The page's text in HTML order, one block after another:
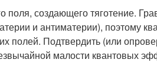
поля, создающего тяготение.
и антиматерии), поэтому
полей. Подтвердить (или
малости квантовых